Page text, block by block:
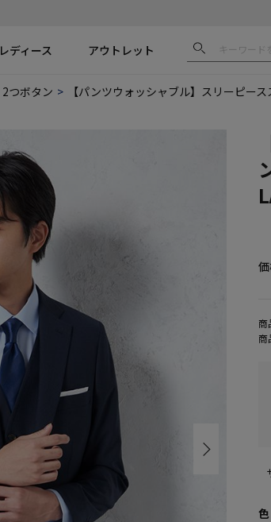
レディース アウトレット
つボタン 【パンツウォッシャブル】スリーピー
価
商
商
色